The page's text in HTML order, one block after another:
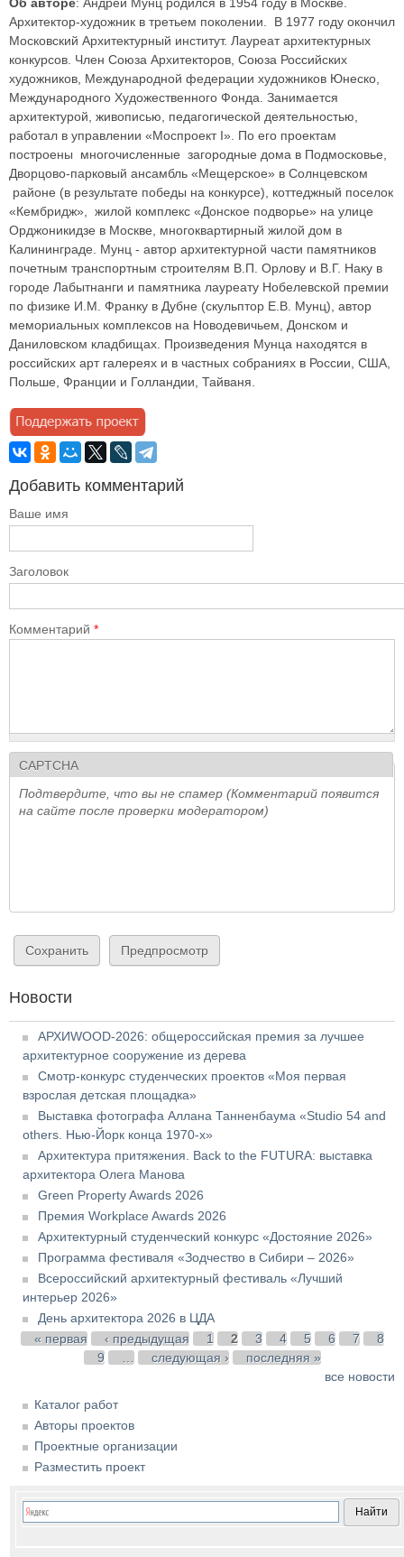
Архитектор-художник в третьем поколении. В 1977 году окончил
Московский Архитектурный институт. Лауреат архитектурных
конкурсов. Член Союза Архитекторов, Союза Российских
художников, Международной федерации художников Юнеско,
Международного Художественного Фонда. Занимается
архитектурой, живописью, педагогической деятельностью,
работал в управлении «Моспроект I». По его проектам
построены многочисленные загородные дома в Подмосковье,
Дворцово-парковый ансамбль «Мещерское» в Солнцевском
районе (в результате победы на конкурсе), коттеджный поселок
«Кембридж», жилой комплекс «Донское подворье» на улице
Орджоникидзе в Москве, многоквартирный жилой дом в
Калининграде. Мунц - автор архитектурной части памятников
почетным транспортным строителям В.П. Орлову и В.Г. Наку в
городе Лабытнанги и памятника лауреату Нобелевской премии
по физике И.М. Франку в Дубне (скульптор Е.В. Мунц), автор
мемориальных комплексов на Новодевичьем, Донском и
Даниловском кладбищах. Произведения Мунца находятся в
российских арт галереях и в частных собраниях в России, США,
Польше, Франции и Голландии, Тайваня.
Добавить комментарий
Ваше имя
Заголовок
Комментарий *
CAPTCHA
Подтвердите, что вы не спамер (Комментарий появится
на сайте после проверки модератором)
Новости
АРХИWOOD-2026: общероссийская премия за лучшее
архитектурное сооружение из дерева
Смотр-конкурс студенческих проектов «Моя первая
взрослая детская площадка»
Выставка фотографа Аллана Танненбаума «Studio 54 and
others. Нью-Йорк конца 1970-х»
Архитектура притяжения. Back to the FUTURA: выставка
архитектора Олега Манова
Green Property Awards 2026
Премия Workplace Awards 2026
Архитектурный студенческий конкурс «Достояние 2026»
Программа фестиваля «Зодчество в Сибири – 2026»
Всероссийский архитектурный фестиваль «Лучший
интерьер 2026»
День архитектора 2026 в ЦДА
Страницы
« первая ‹ предыдущая 1 2 3 4 5 6 7
8
9
следующая ›
последняя »
все новости
Каталог работ
Авторы проектов
Проектные организации
Разместить проект